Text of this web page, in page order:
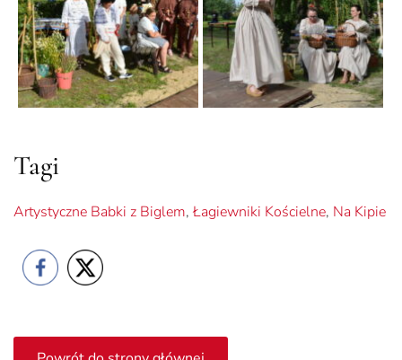
Tagi
Artystyczne Babki z Biglem, Łagiewniki Kościelne, Na Kipie